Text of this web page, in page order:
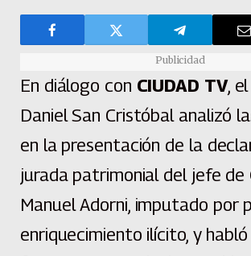
Publicidad
En diálogo con CIUDAD TV,
Daniel San Cristóbal analizó
en la presentación de la
jurada patrimonial del jefe de
Manuel Adorni, imputado por
enriquecimiento ilícito, y